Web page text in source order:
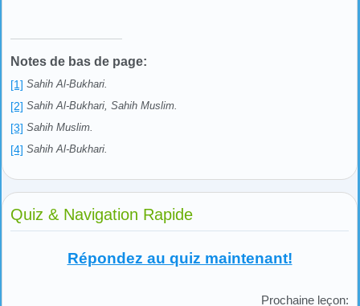
Notes de bas de page:
[1] Sahih Al-Bukhari.
[2] Sahih Al-Bukhari, Sahih Muslim.
[3] Sahih Muslim.
[4] Sahih Al-Bukhari.
Quiz & Navigation Rapide
Répondez au quiz maintenant!
Prochaine leçon: